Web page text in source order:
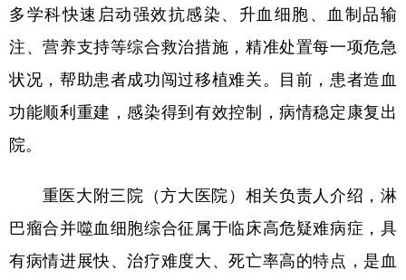
多学科快速启动强效抗感染、升血细胞、血制品输
注、营养支持等综合救治措施，精准处置每一项危急
状况，帮助患者成功闯过移植难关。目前，患者造血
功能顺利重建，感染得到有效控制，病情稳定康复出
院。
重医大附三院（方大医院）相关负责人介绍，淋
巴瘤合并噬血细胞综合征属于临床高危疑难病症，具
有病情进展快、治疗难度大、死亡率高的特点，是血